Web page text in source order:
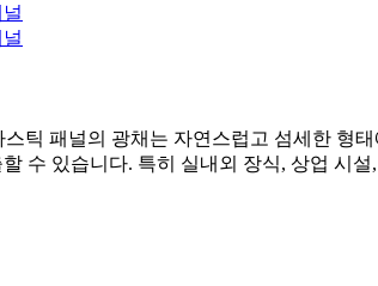
틱 패널의 광채는 자연스럽고 섬세한 형
수 있습니다. 특히 실내외 장식, 상업 시